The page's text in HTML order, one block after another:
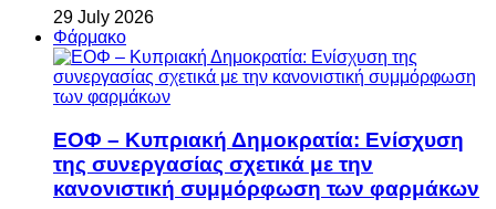
29 July 2026
Φάρμακο
ΕΟΦ – Κυπριακή Δημοκρατία: Ενίσχυση
της συνεργασίας σχετικά με την
κανονιστική συμμόρφωση των φαρμάκων